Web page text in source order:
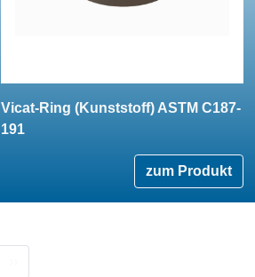
Vicat-Ring (Kunststoff) ASTM C187-
191
zum Produkt